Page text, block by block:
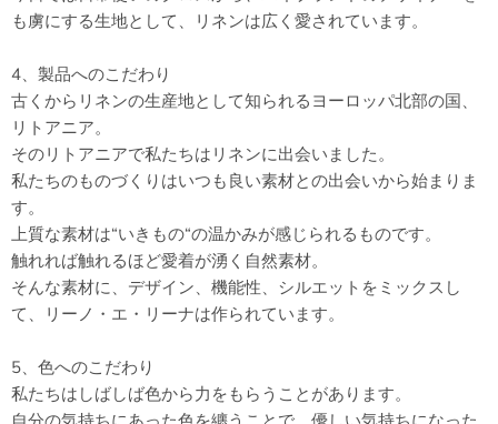
も虜にする生地として、リネンは広く愛されています。
4、製品へのこだわり
古くからリネンの生産地として知られるヨーロッパ北部の国、
リトアニア。
そのリトアニアで私たちはリネンに出会いました。
私たちのものづくりはいつも良い素材との出会いから始まりま
す。
上質な素材は“いきもの“の温かみが感じられるものです。
触れれば触れるほど愛着が湧く自然素材。
そんな素材に、デザイン、機能性、シルエットをミックスし
て、リーノ・エ・リーナは作られています。
5、色へのこだわり
私たちはしばしば色から力をもらうことがあります。